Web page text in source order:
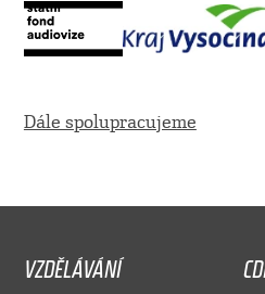
Dále spolupracujeme
VZDĚLÁVÁNÍ